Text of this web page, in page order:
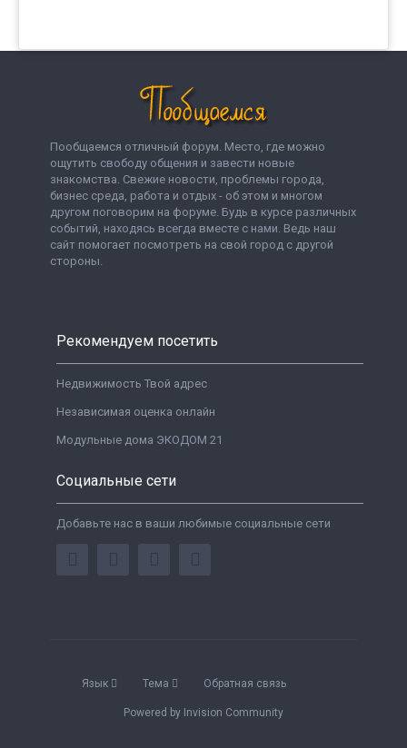
Пообщаемся отличный форум. Место, где можно
ощутить свободу общения и завести новые
знакомства. Свежие новости, проблемы города,
бизнес среда, работа и отдых - об этом и многом
другом поговорим на форуме. Будь в курсе различных
событий, находясь всегда вместе с нами. Ведь наш
сайт помогает посмотреть на свой город с другой
стороны.
Рекомендуем посетить
Недвижимость Твой адрес
Независимая оценка онлайн
Модульные дома ЭКОДОМ 21
Социальные сети
Добавьте нас в ваши любимые социальные сети
Язык Тема Обратная связь
Powered by Invision Community